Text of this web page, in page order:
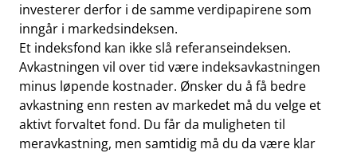
investerer derfor i de samme verdipapirene som
inngår i markedsindeksen.
Et indeksfond kan ikke slå referanseindeksen.
Avkastningen vil over tid være indeksavkastningen
minus løpende kostnader. Ønsker du å få bedre
avkastning enn resten av markedet må du velge et
aktivt forvaltet fond. Du får da muligheten til
meravkastning, men samtidig må du da være klar